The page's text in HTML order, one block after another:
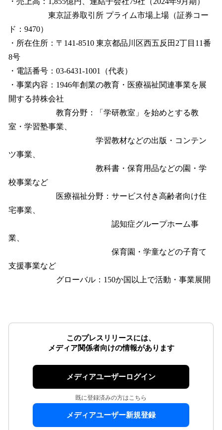
東京証券取引所 プライム市場上場（証券コー
ド：9470）
・所在住所：〒141-8510 東京都品川区西五反田2丁目11番
8号
・電話番号：03-6431-1001（代表）
・事業内容：1946年創業の教育・医療福祉関連事業を展
開する持株会社
教育分野：「学研教室」を始めとする教
室・学習塾事業、
学習教材などの出版・コンテン
ツ事業、
教科書・保育用品などの園・学
校事業など
医療福祉分野：サービス付き高齢者向け住
宅事業、
認知症グループホーム事
業、
保育園・学童などの子育て
支援事業など
グローバル：150か国以上で活動・事業展開
このプレスリリースには、
メディア関係者向けの情報があります
メディアユーザーログイン
既に登録済みの方はこちら
メディアユーザー新規登録